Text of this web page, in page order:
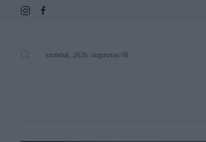
szombat, 2026. augusztus 08.